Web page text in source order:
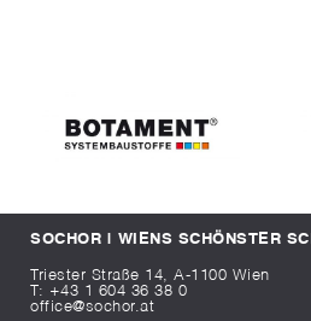
SOCHOR | WIENS SCHÖNSTER
Triester Straße 14, A-1100 Wien
T: +43 1 604 36 38 0
office@sochor.at